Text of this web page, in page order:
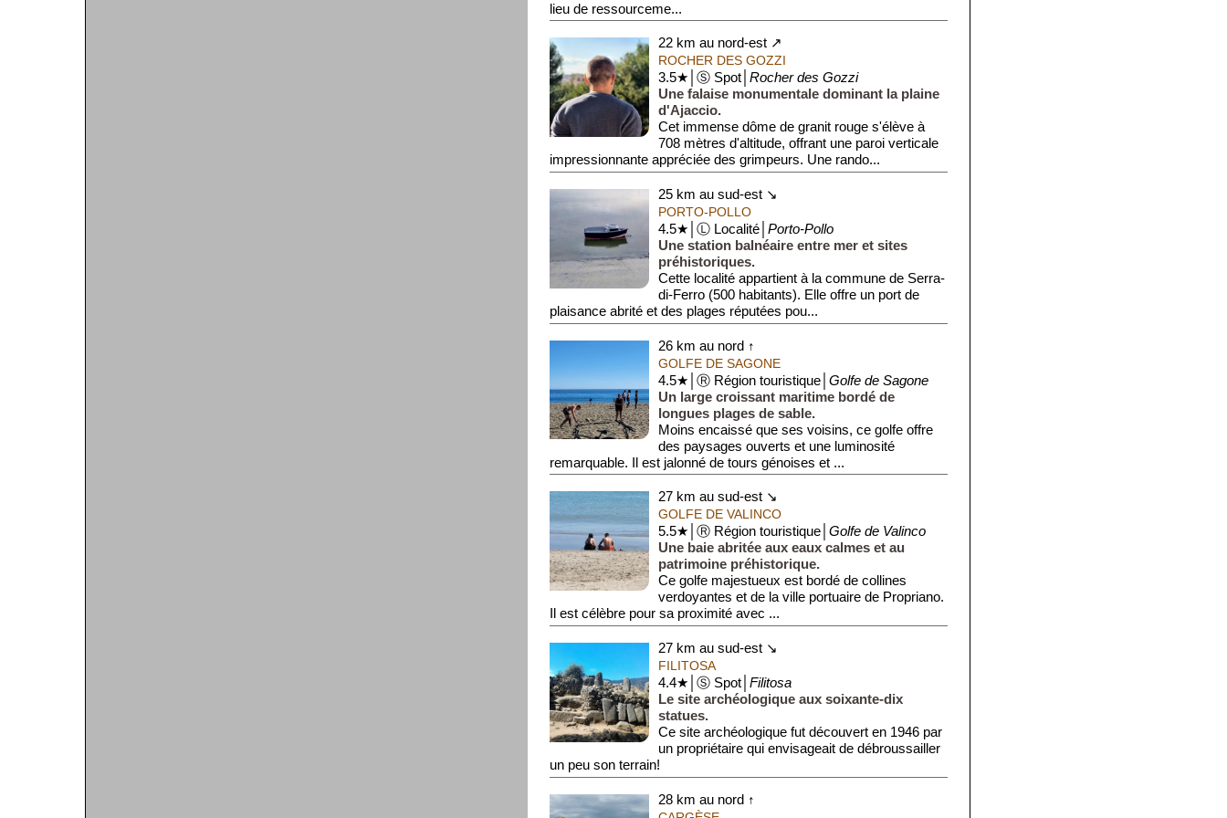
lieu de ressourceme...
22 km au nord-est ↗
ROCHER DES GOZZI
3.5★│Ⓢ Spot│ Rocher des Gozzi
Une falaise monumentale dominant la plaine
d'Ajaccio.
Cet immense dôme de granit rouge s'élève à
708 mètres d'altitude, offrant une paroi verticale
impressionnante appréciée des grimpeurs. Une rando...
25 km au sud-est ↘
PORTO-POLLO
4.5★│Ⓛ Localité│ Porto-Pollo
Une station balnéaire entre mer et sites
préhistoriques.
Cette localité appartient à la commune de Serra-
di-Ferro (500 habitants). Elle offre un port de
plaisance abrité et des plages réputées pou...
26 km au nord ↑
GOLFE DE SAGONE
4.5★│Ⓡ Région touristique│ Golfe de Sagone
Un large croissant maritime bordé de
longues plages de sable.
Moins encaissé que ses voisins, ce golfe offre
des paysages ouverts et une luminosité
remarquable. Il est jalonné de tours génoises et ...
27 km au sud-est ↘
GOLFE DE VALINCO
5.5★│Ⓡ Région touristique│ Golfe de Valinco
Une baie abritée aux eaux calmes et au
patrimoine préhistorique.
Ce golfe majestueux est bordé de collines
verdoyantes et de la ville portuaire de Propriano.
Il est célèbre pour sa proximité avec ...
27 km au sud-est ↘
FILITOSA
4.4★│Ⓢ Spot│ Filitosa
Le site archéologique aux soixante-dix
statues.
Ce site archéologique fut découvert en 1946 par
un propriétaire qui envisageait de débroussailler
un peu son terrain!
Le site comporte 70 menh...
28 km au nord ↑